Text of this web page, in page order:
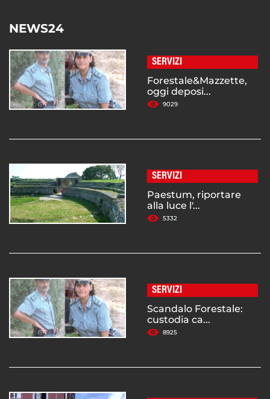
NEWS24
SERVIZI
Forestale&Mazzette,
oggi deposi...
9029
SERVIZI
Paestum, riportare
alla luce l'...
5332
SERVIZI
Scandalo Forestale:
custodia ca...
8925